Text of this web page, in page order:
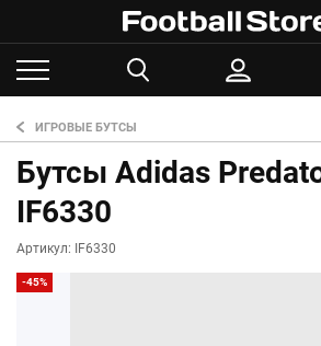
ИГРОВЫЕ БУТСЫ
Бутсы Adidas
IF6330
Артикул: IF6330
-45%